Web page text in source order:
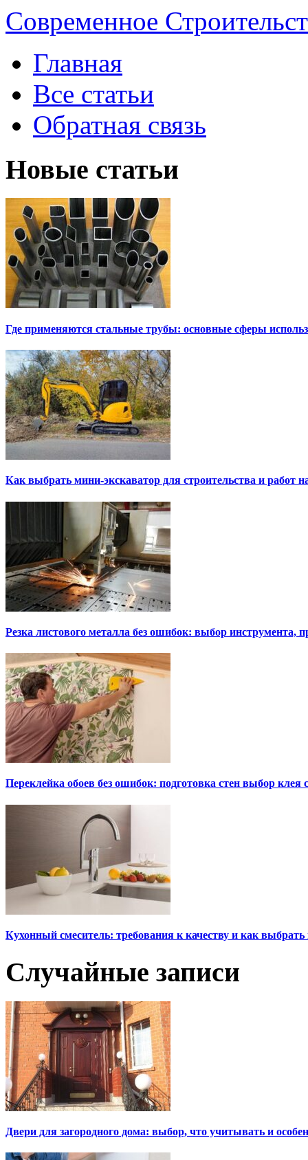
Современное
Главная
Все статьи
Обратная связь
Новые статьи
Где применяются стальные трубы: основные сферы
Как выбрать мини-экскаватор для строительства и работ
Резка листового металла без ошибок: выбор инструмента,
Переклейка обоев без ошибок: подготовка стен выбор клея
Кухонный смеситель: требования к качеству и как
Случайные записи
Двери для загородного дома: выбор, что учитывать и